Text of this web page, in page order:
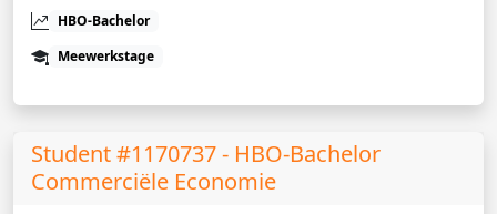
HBO-Bachelor
Meewerkstage
Student #1170737 - HBO-Bachelor
Commerciële Economie